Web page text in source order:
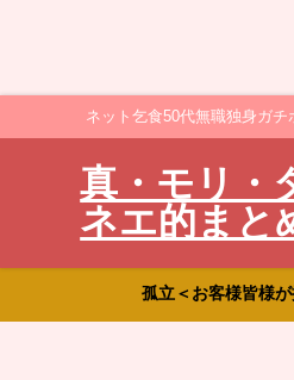
ネット乞食50代無職独身ガ
真・モリ・
ネエ的まと
孤立＜お客様皆様